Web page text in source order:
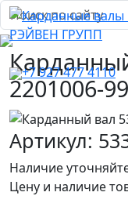
+7 927 477 4110
2201006-
Артикул:
Наличие
Цену и наличие